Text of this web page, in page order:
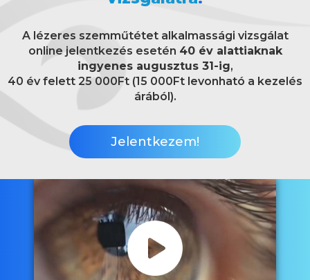
A lézeres szemműtétet alkalmassági vizsgálat
online jelentkezés esetén 40 év alattiaknak
ingyenes augusztus 31-ig,
40 év felett 25 000Ft (15 000Ft levonható a kezelés
árából).
Jelentkezem!